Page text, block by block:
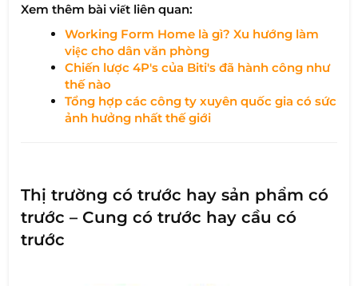
Xem thêm bài viết liên quan:
Working Form Home là gì? Xu hướng làm
việc cho dân văn phòng
Chiến lược 4P's của Biti's đã hành công như
thế nào
Tổng hợp các công ty xuyên quốc gia có sức
ảnh hưởng nhất thế giới
Thị trường có trước hay sản phẩm có
trước – Cung có trước hay cầu có
trước